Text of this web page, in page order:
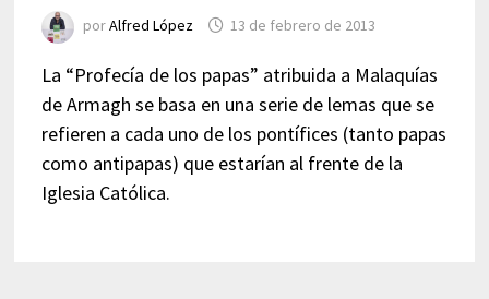
porAlfred López 13 de febrero de 2013
La “Profecía de los papas” atribuida a Malaquías
de Armagh se basa en una serie de lemas que se
refieren a cada uno de los pontífices (tanto papas
como antipapas) que estarían al frente de la
Iglesia Católica.